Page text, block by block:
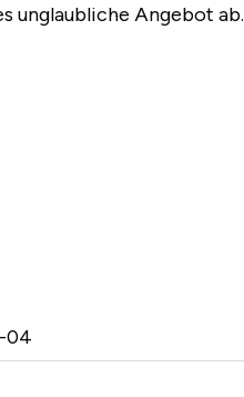
unglaubliche Angebot ab.
04